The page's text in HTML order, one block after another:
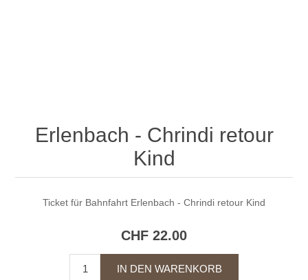
Erlenbach - Chrindi retour
Kind
Ticket für Bahnfahrt Erlenbach - Chrindi retour Kind
CHF 22.00